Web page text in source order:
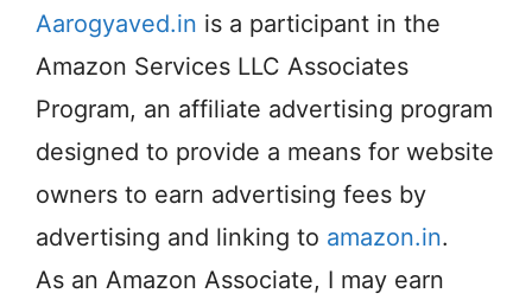
Aarogyaved.in is a participant in the
Amazon Services LLC Associates
Program, an affiliate advertising program
designed to provide a means for website
owners to earn advertising fees by
advertising and linking to amazon.in.
As an Amazon Associate, I may earn